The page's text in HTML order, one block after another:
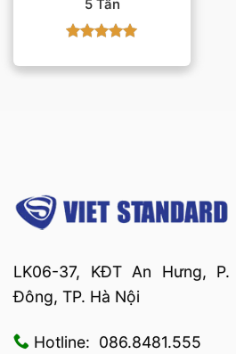
5 Tấn
hạng55
LK06-37, KĐT An Hưng,
Đông, TP. Hà Nội
Hotline: 086.8481.555